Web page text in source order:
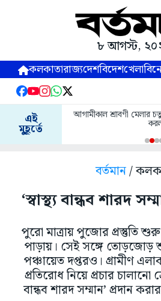
৮ আগস্ট,
কলকাতারাজ্যদেশবিদেশখেলা
এই
মুহূর্তে
আগামীকাল শ্রাবণী মেলার
বর্তমান/
‘স্বাস্থ্য বান্ধব শারদ
পুরো মাত্রায় পুজোর প্রস্তুতি
পাড়ায়। সেই সঙ্গে তোড়জোড়
পঞ্চায়েত দপ্তরও। গ্রামীণ
প্রতিরোধ নিয়ে প্রচার চালানো
বান্ধব শারদ সম্মান’ প্রদান